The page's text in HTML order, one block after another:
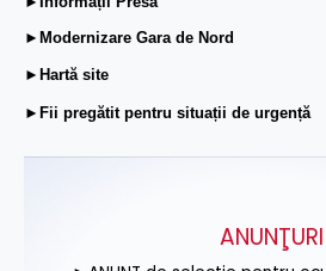
►Modernizare Gara de Nord
►Hartă site
►Fii pregătit pentru situații de urgență
ANUNŢURI